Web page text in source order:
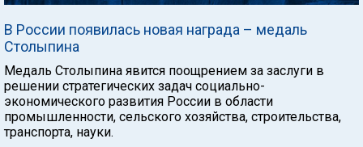
В России появилась новая награда – медаль
Столыпина
Медаль Столыпина явится поощрением за заслуги в
решении стратегических задач социально-
экономического развития России в области
промышленности, сельского хозяйства, строительства,
транспорта, науки.